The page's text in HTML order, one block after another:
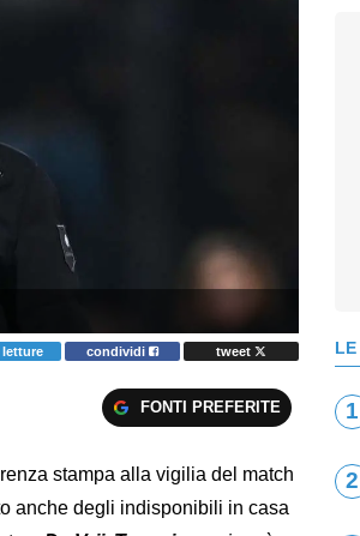
letture condividi tweet
FONTI PREFERITE
stampa alla vigilia del match
anche degli indisponibili in casa
LE
1
2